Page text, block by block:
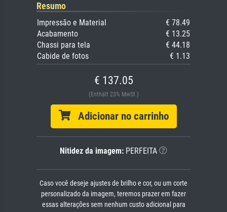
Resumo
Impressão e Material
€ 78.49
Acabamento
€ 13.25
Chassi para tela
€ 44.18
Cabide de fotos
€ 1.13
€ 137.05
(Enthält 23% MwSt.)
Adicionar no carrinho
Nitidez da imagem: PERFEITA
Caso você deseje ajustes de brilho e cor, ou um corte
personalizado da imagem, teremos prazer em fazer
essas alterações sem nenhum custo adicional para